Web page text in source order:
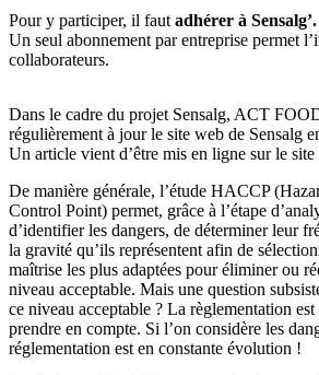
Pour y participer, il faut adhérer à Sensalg’.
Un seul abonnement par entreprise permet
collaborateurs.
Dans le cadre du projet Sensalg, ACT
régulièrement à jour le site web de Sensalg
Un article vient d’être mis en ligne sur le site
De manière générale, l’étude HACCP
Control Point) permet, grâce à l’étape
d’identifier les dangers, de déterminer leur
la gravité qu’ils représentent afin de
maîtrise les plus adaptées pour éliminer ou
niveau acceptable. Mais une question
ce niveau acceptable ? La règlementation
prendre en compte. Si l’on considère les
réglementation est en constante évolution !